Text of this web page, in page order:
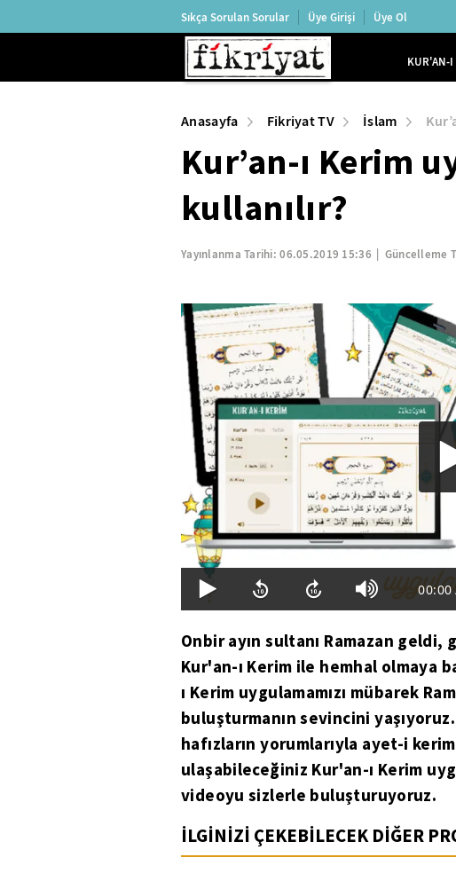
Sıkça Sorulan Sorular Üye Girişi Üye Ol
KUR'AN-I
Anasayfa Fikriyat TV İslam
Kur’an-ı Kerim
kullanılır?
Yayınlanma Tarihi:06.05.2019 15:36 Güncelleme
00:00
Onbir ayın sultanı Ramazan
Kur'an-ı Kerim ile hemhal olmaya
ı Kerim uygulamamızı mübarek
buluşturmanın sevincini
hafızların yorumlarıyla ayet-i
ulaşabileceğiniz Kur'an-ı Kerim
videoyu sizlerle buluşturuyoruz.
İLGİNİZİ ÇEKEBİLECEK DİĞER